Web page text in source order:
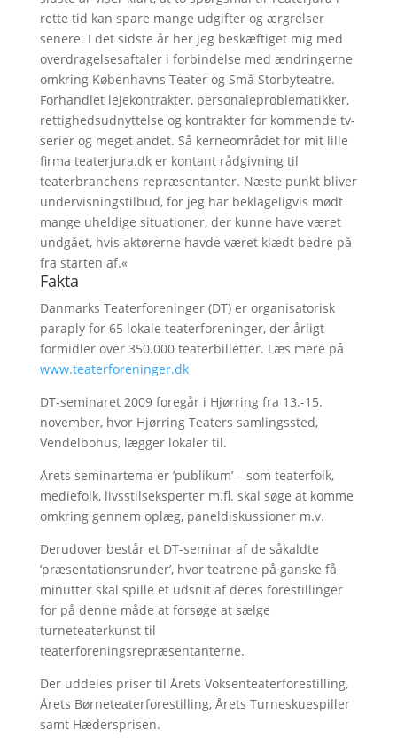
rette tid kan spare mange udgifter og ærgrelser
senere. I det sidste år her jeg beskæftiget mig med
overdragelsesaftaler i forbindelse med ændringerne
omkring Københavns Teater og Små Storbyteatre.
Forhandlet lejekontrakter, personaleproblematikker,
rettighedsudnyttelse og kontrakter for kommende tv-
serier og meget andet. Så kerneområdet for mit lille
firma teaterjura.dk er kontant rådgivning til
teaterbranchens repræsentanter. Næste punkt bliver
undervisningstilbud, for jeg har beklageligvis mødt
mange uheldige situationer, der kunne have været
undgået, hvis aktørerne havde været klædt bedre på
fra starten af.«
Fakta
Danmarks Teaterforeninger (DT) er organisatorisk
paraply for 65 lokale teaterforeninger, der årligt
formidler over 350.000 teaterbilletter. Læs mere på
www.teaterforeninger.dk
DT-seminaret 2009 foregår i Hjørring fra 13.-15.
november, hvor Hjørring Teaters samlingssted,
Vendelbohus, lægger lokaler til.
Årets seminartema er ’publikum’ – som teaterfolk,
mediefolk, livsstilseksperter m.fl. skal søge at komme
omkring gennem oplæg, paneldiskussioner m.v.
Derudover består et DT-seminar af de såkaldte
’præsentationsrunder’, hvor teatrene på ganske få
minutter skal spille et udsnit af deres forestillinger
for på denne måde at forsøge at sælge
turneteaterkunst til
teaterforeningsrepræsentanterne.
Der uddeles priser til Årets Voksenteaterforestilling,
Årets Børneteaterforestilling, Årets Turneskuespiller
samt Hædersprisen.